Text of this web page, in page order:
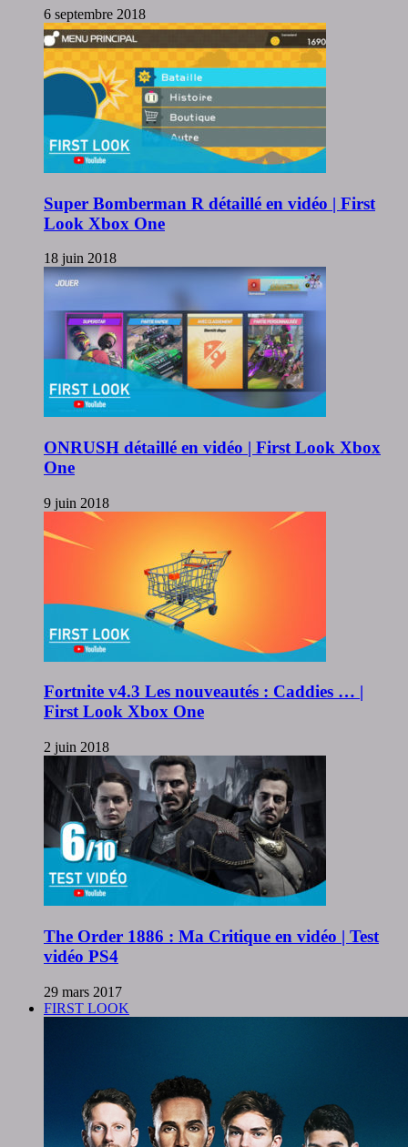
6 septembre 2018
Super Bomberman R détaillé en vidéo | First
Look Xbox One
18 juin 2018
ONRUSH détaillé en vidéo | First Look Xbox
One
9 juin 2018
Fortnite v4.3 Les nouveautés : Caddies … |
First Look Xbox One
2 juin 2018
The Order 1886 : Ma Critique en vidéo | Test
vidéo PS4
29 mars 2017
FIRST LOOK